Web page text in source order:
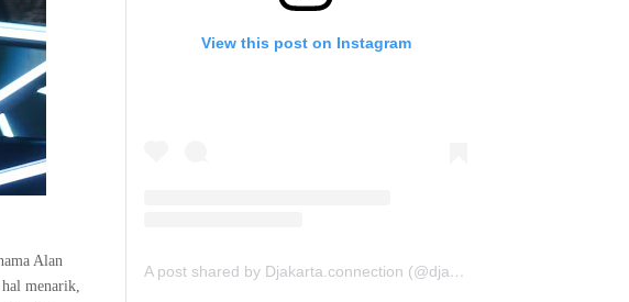
Alan
menarik,
View this post on Instagram
A post shared by Djakarta.connection (@djakarta.connection)